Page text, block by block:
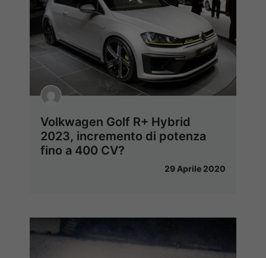
Volkwagen Golf R+ Hybrid
2023, incremento di potenza
fino a 400 CV?
29 Aprile 2020